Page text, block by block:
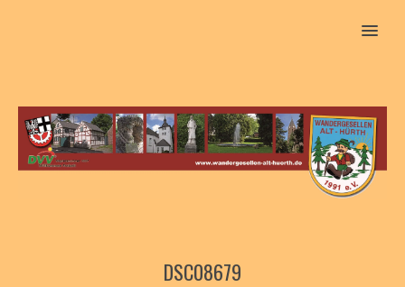
MENU
DSC08679